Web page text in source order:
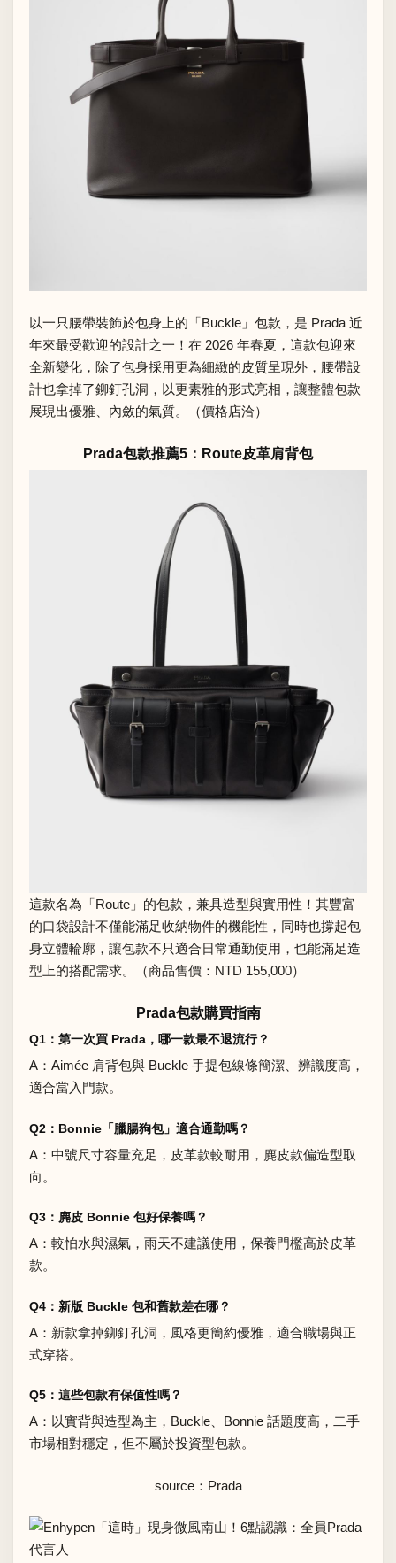
以一只腰帶裝飾於包身上的「Buckle」包款，是 Prada 近
年來最受歡迎的設計之一！在 2026 年春夏，這款包迎來
全新變化，除了包身採用更為細緻的皮質呈現外，腰帶設
計也拿掉了鉚釘孔洞，以更素雅的形式亮相，讓整體包款
展現出優雅、內斂的氣質。（價格店洽）
Prada包款推薦5：Route皮革肩背包
這款名為「Route」的包款，兼具造型與實用性！其豐富
的口袋設計不僅能滿足收納物件的機能性，同時也撐起包
身立體輪廓，讓包款不只適合日常通勤使用，也能滿足造
型上的搭配需求。（商品售價：NTD 155,000）
Prada包款購買指南
Q1：第一次買 Prada，哪一款最不退流行？
A：Aimée 肩背包與 Buckle 手提包線條簡潔、辨識度高，
適合當入門款。
Q2：Bonnie「臘腸狗包」適合通勤嗎？
A：中號尺寸容量充足，皮革款較耐用，麂皮款偏造型取
向。
Q3：麂皮 Bonnie 包好保養嗎？
A：較怕水與濕氣，雨天不建議使用，保養門檻高於皮革
款。
Q4：新版 Buckle 包和舊款差在哪？
A：新款拿掉鉚釘孔洞，風格更簡約優雅，適合職場與正
式穿搭。
Q5：這些包款有保值性嗎？
A：以實背與造型為主，Buckle、Bonnie 話題度高，二手
市場相對穩定，但不屬於投資型包款。
source：Prada